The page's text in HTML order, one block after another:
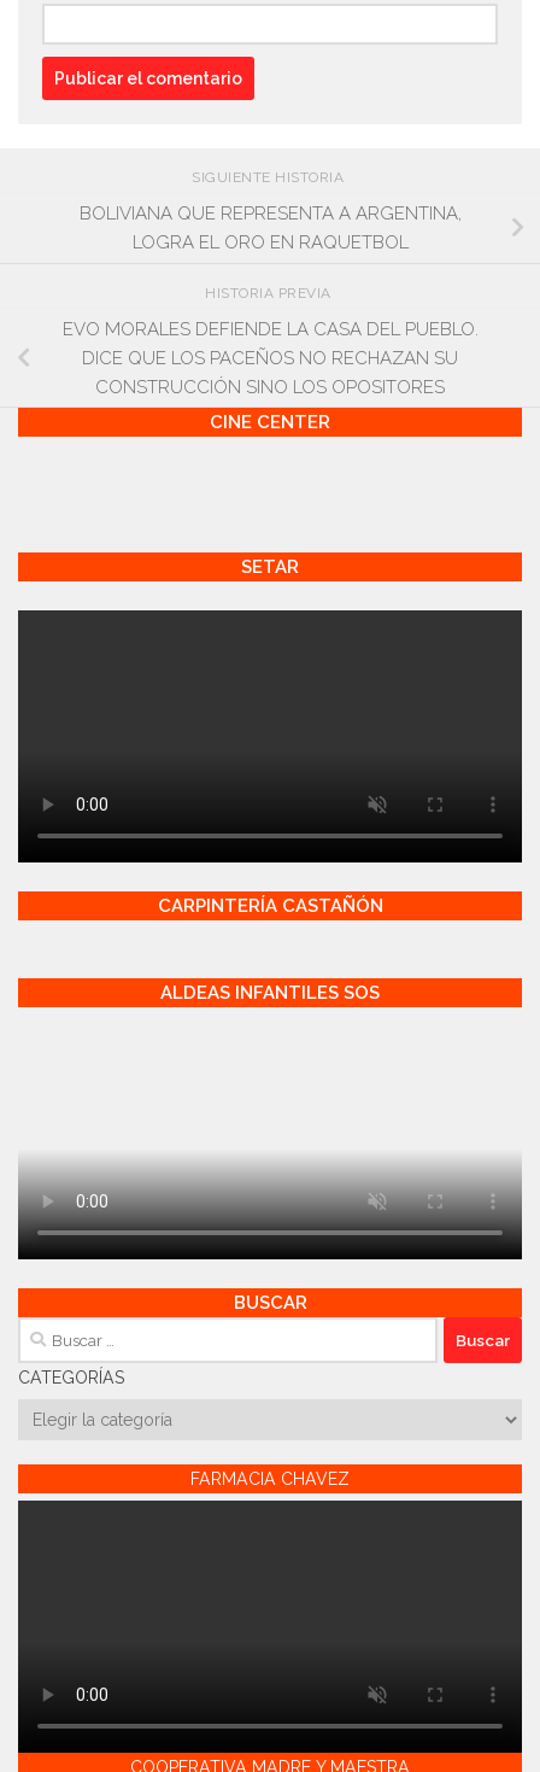
SIGUIENTE HISTORIA
BOLIVIANA QUE REPRESENTA A ARGENTINA,
LOGRA EL ORO EN RAQUETBOL
HISTORIA PREVIA
EVO MORALES DEFIENDE LA CASA DEL PUEBLO.
DICE QUE LOS PACEÑOS NO RECHAZAN SU
CONSTRUCCIÓN SINO LOS OPOSITORES
CINE CENTER
SETAR
CARPINTERÍA CASTAÑÓN
ALDEAS INFANTILES SOS
BUSCAR
Buscar:
CATEGORÍAS
Categorías
FARMACIA CHAVEZ
COOPERATIVA MADRE Y MAESTRA